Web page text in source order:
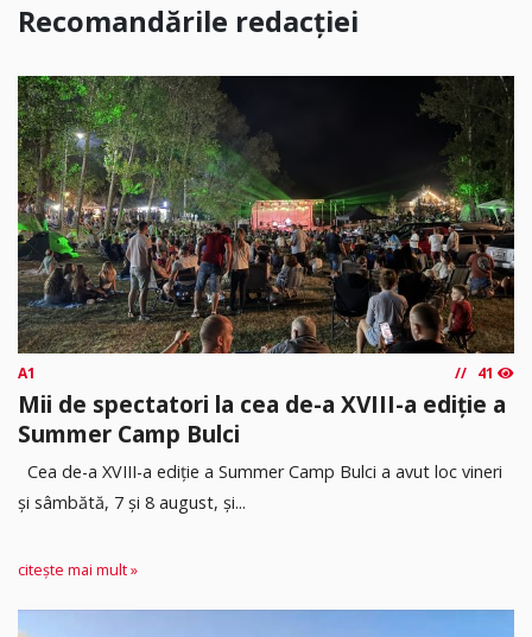
Recomandările redacției
A1 41
Mii de spectatori la cea de-a XVIII-a ediție a
Summer Camp Bulci
Cea de-a XVIII-a ediție a Summer Camp Bulci a avut loc vineri
și sâmbătă, 7 și 8 august, și...
citește mai mult »